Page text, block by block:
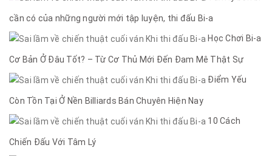
cần có của những người mới tập luyện, thi đấu Bi-a
Học Chơi Bi-a
Cơ Bản Ở Đâu Tốt? – Từ Cơ Thủ Mới Đến Đam Mê Thật Sự
Điểm Yếu
Còn Tồn Tại Ở Nền Billiards Bán Chuyên Hiện Nay
10 Cách
Chiến Đấu Với Tâm Lý